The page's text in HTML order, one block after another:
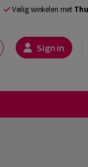
Veilig winkelen met
Sign in